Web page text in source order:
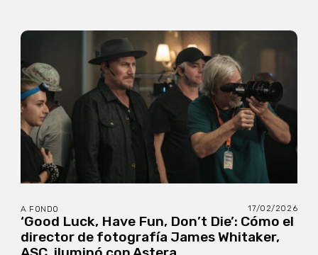
A FONDO 17/02/2026
‘Good Luck, Have Fun, Don’t Die’: Cómo el
director de fotografía James Whitaker,